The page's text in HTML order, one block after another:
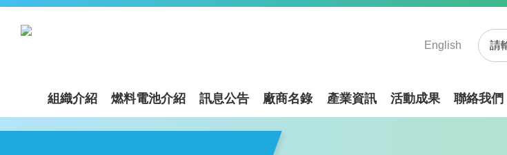
English
組織介紹 燃料電池介紹 訊息公告 廠商名錄 產業資訊 活動成果 聯絡我們